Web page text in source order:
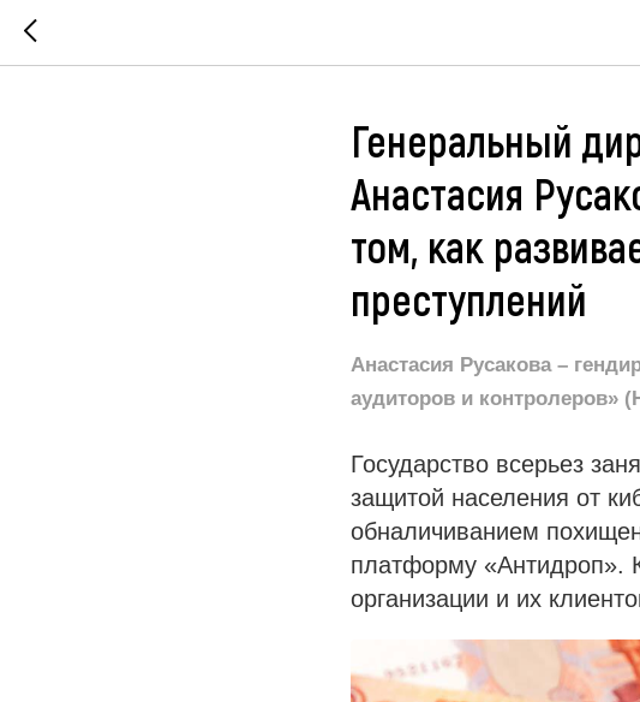
Генеральный
Анастасия
том, как
преступлений
Анастасия Русакова –
аудиторов и
Государство всерьез
защитой населения от
обналичиванием
платформу «Антидроп».
организации и их